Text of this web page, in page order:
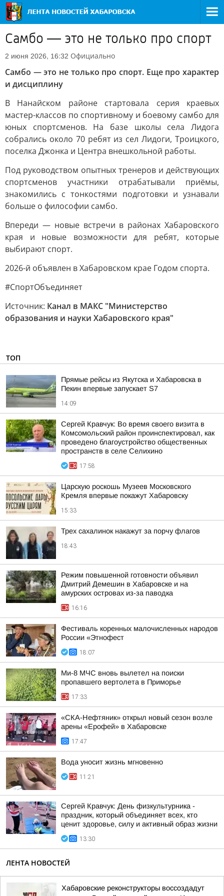
Самбо — это не только про спорт
2 июня 2026, 16:32 Официально
Самбо — это не только про спорт. Еще про характер
и дисциплину
В Нанайском районе стартовала серия краевых
мастер-классов по спортивному и боевому самбо для
юных спортсменов. На базе школы села Лидога
собрались около 70 ребят из сел Лидоги, Троицкого,
поселка Джонка и Центра внешкольной работы.
Под руководством опытных тренеров и действующих
спортсменов участники отрабатывали приёмы,
знакомились с тонкостями подготовки и узнавали
больше о философии самбо.
Впереди — новые встречи в районах Хабаровского
края и новые возможности для ребят, которые
выбирают спорт.
2026-й объявлен в Хабаровском крае Годом спорта.
#СпортОбъединяет
Источник: Канал в МАКС "Министерство
образования и науки Хабаровского края"
ТОП
Прямые рейсы из Якутска и Хабаровска в
Пекин впервые запускает S7
14:09
Сергей Кравчук: Во время своего визита в
Комсомольский район проинспектировал, как
проведено благоустройство общественных
пространств в селе Селихино
17:58
Царскую роскошь Музеев Московского
Кремля впервые покажут Хабаровску
15:33
Трех сахалинок накажут за порчу флагов
18:43
Режим повышенной готовности объявил
Дмитрий Демешин в Хабаровске и на
амурских островах из-за паводка
16:16
Фестиваль коренных малочисленных народов
России «Этнофест
18:07
Ми-8 МЧС вновь вылетел на поиски
пропавшего вертолета в Приморье
17:33
«СКА-Нефтяник» открыл новый сезон возле
арены «Ерофей» в Хабаровске
17:47
Вода уносит жизнь мгновенно
11:21
Сергей Кравчук: День физкультурника -
праздник, который объединяет всех, кто
ценит здоровье, силу и активный образ жизни
13:30
ЛЕНТА НОВОСТЕЙ
Хабаровские реконструкторы воссоздадут